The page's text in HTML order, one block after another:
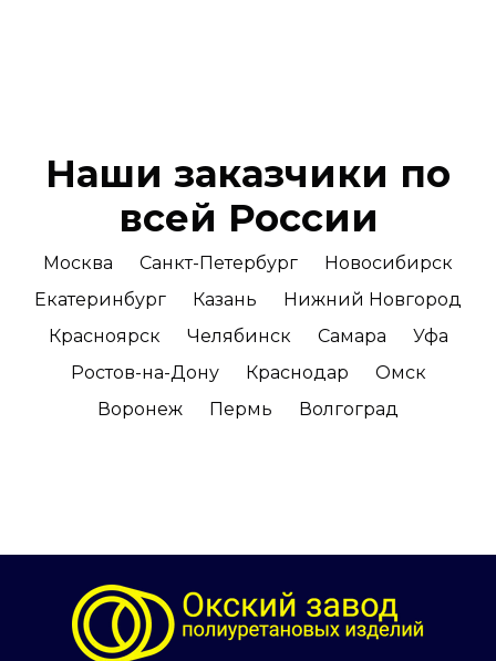
Наши заказчики по
всей России
Москва Санкт-Петербург
Новосибирск
Екатеринбург
Казань
Нижний Новгород
Красноярск
Челябинск Самара
Уфа
Ростов-на-Дону
Краснодар
Омск
Воронеж
Пермь Волгоград